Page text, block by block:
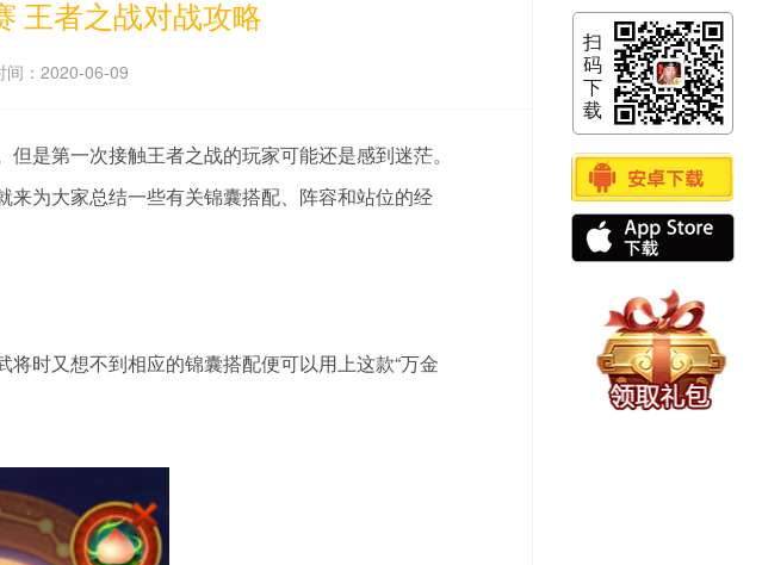
扫
码
下
载
游
戏
王者之战对战攻略
：2020-06-09
是第一次接触王者之战的玩家可能还是感到迷茫。
为大家总结一些有关锦囊搭配、阵容和站位的经
时又想不到相应的锦囊搭配便可以用上这款“万金